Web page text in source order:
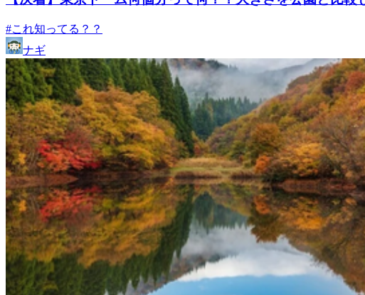
#これ知ってる？？
ナギ